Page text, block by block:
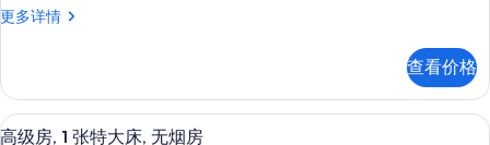
照
(Main
所
有
更多详情
高
房
(Main
Building)
查看价格
显
1 多间卧室、高档床上用品、羽绒被、
7
高级房, 1 张特大床, 无烟房